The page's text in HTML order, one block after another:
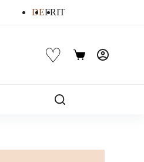
DEFRIT
♡ Warenkorb